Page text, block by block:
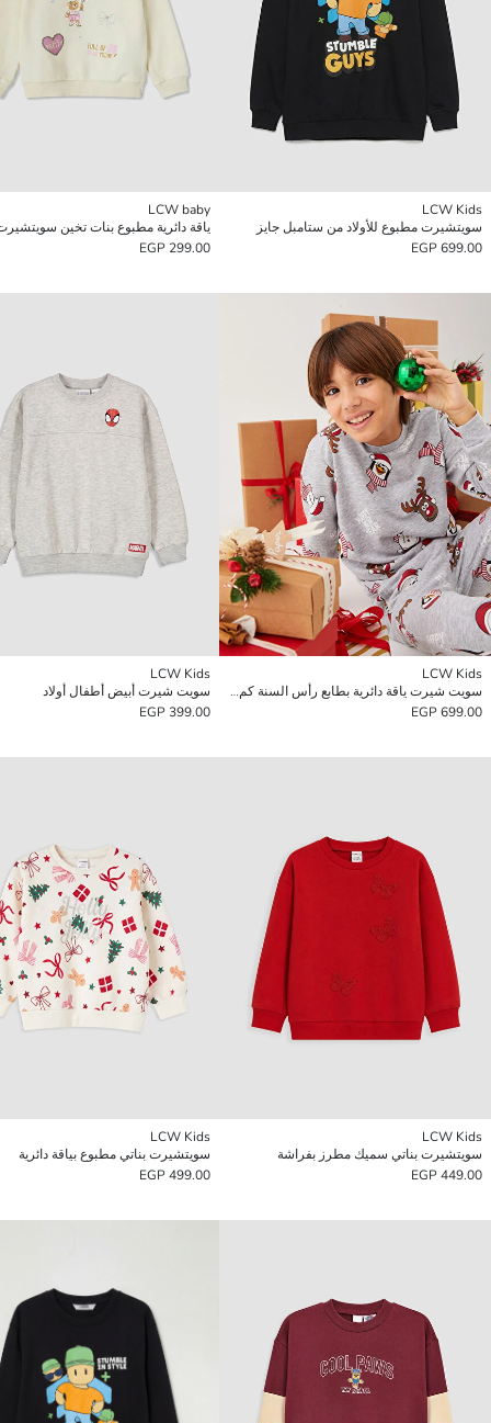
LCW Kids
سويتشيرت مطبوع للأولاد من ستامبل جايز
699.00 EGP
LCW baby
ياقة دائرية مطبوع بنات تخين
299.00 EGP
LCW Kids
سويت شيرت ياقة دائرية بطابع رأس السنة كم طويل للأولاد
699.00 EGP
LCW Kids
سويت شيرت أبيض أطفال أولاد
399.00 EGP
LCW Kids
سويتشيرت بناتي سميك مطرز بفراشة
449.00 EGP
LCW Kids
سويتشيرت بناتي مطبوع بياقة دائرية
499.00 EGP